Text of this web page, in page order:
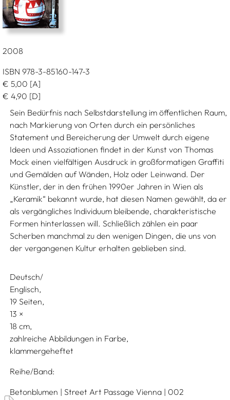
2008
ISBN 978-3-85160-147-3
€ 5,00 [A]
€ 4,90 [D]
Sein Bedürfnis nach Selbstdarstellung im öffentlichen Raum,
nach Markierung von Orten durch ein persönliches
Statement und Bereicherung der Umwelt durch eigene
Ideen und Assoziationen findet in der Kunst von Thomas
Mock einen vielfältigen Ausdruck in großformatigen Graffiti
und Gemälden auf Wänden, Holz oder Leinwand. Der
Künstler, der in den frühen 1990er Jahren in Wien als
„Keramik“ bekannt wurde, hat diesen Namen gewählt, da er
als vergängliches Individuum bleibende, charakteristische
Formen hinterlassen will. Schließlich zählen ein paar
Scherben manchmal zu den wenigen Dingen, die uns von
der vergangenen Kultur erhalten geblieben sind.
Deutsch/
Englisch
19 Seiten,
13
18
zahlreiche Abbildungen in Farbe
klammergeheftet
Reihe/Band
Betonblumen | Street Art Passage Vienna | 002